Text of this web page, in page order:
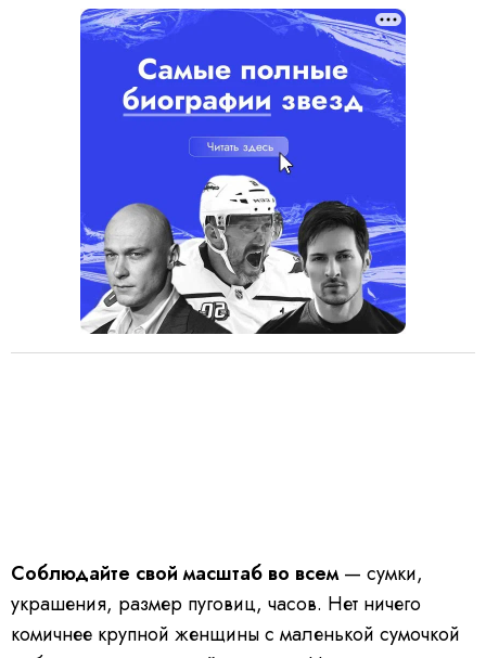
Соблюдайте свой масштаб во всем— сумки,
украшения, размер пуговиц, часов. Нет ничего
комичнее крупной женщины с маленькой сумочкой